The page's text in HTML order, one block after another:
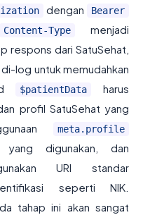
dengan Bearer
Content-Type menjadi
respons dari SatuSehat,
log untuk memudahkan
$patientData
harus
profil SatuSehat yang
meta.profile
yang digunakan, dan
URI standar
seperti NIK.
tahap ini akan sangat